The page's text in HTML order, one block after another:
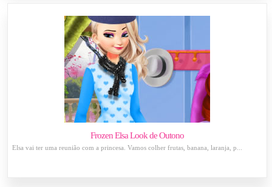
Frozen Elsa Look de Outono
Elsa vai ter uma reunião com a princesa. Vamos colher frutas, banana, laranja, p...